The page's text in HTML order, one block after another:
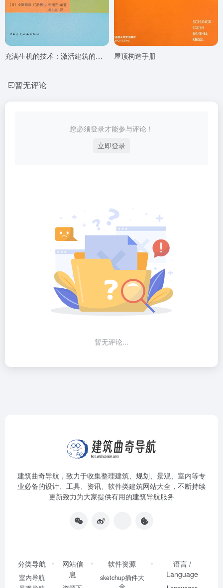
充满生机的技术：激活建筑的结构设计 屋顶构造手册
暂无评论
您必须登录才能参与评论！
立即登录
暂无评论...
建筑曲奇导航 ，致力于收集整理建筑、规划、景观、室内等专
业必备的设计、工具、资讯、软件类建筑网站大全，不断持续
更新致力为大家提供有用的建筑导航服务
分类导航
室内导航
网站信
息
软件资源
sketchup插件大
语言 /
Language